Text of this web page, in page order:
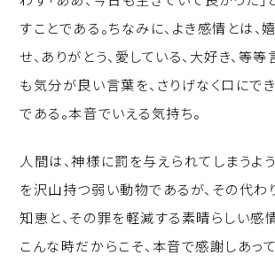
すことである。ちなみに、よき感情とは、
せ、ありがとう、愛している、大好き、等
も気分が良い言葉を、さりげなく口にで
である。本音でいえる気持ち。
人間は、神様に罰を与えられてしまうよ
を沢山持つ弱い動物であるが、その代わ
知恵と、その罪を軽減する素晴らしい感
こんな時だからこそ、本音で感謝しあっ